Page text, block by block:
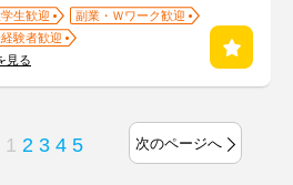
生歓迎
副業・Ｗワーク歓迎
験者歓迎
見る
1 2 3 4 5 次のページへ